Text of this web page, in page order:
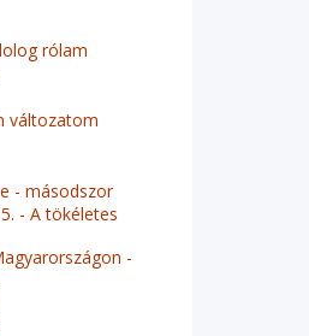
rólam
változatom
- másodszor
- A tökéletes
-